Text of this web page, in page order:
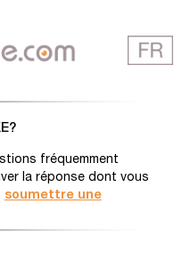
fréquemment
la réponse dont vous
soumettre une